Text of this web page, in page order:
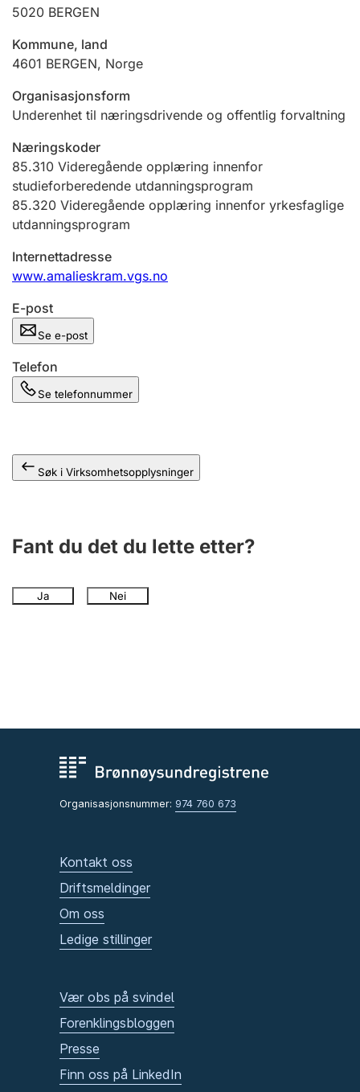
Andre tema
5020 BERGEN
Kommune, land
4601 BERGEN, Norge
Organisasjonsform
Underenhet til næringsdrivende og offentlig forvaltning
Næringskoder
85.310 Videregående opplæring innenfor
studieforberedende utdanningsprogram
85.320 Videregående opplæring innenfor yrkesfaglige
utdanningsprogram
Internettadresse
www.amalieskram.vgs.no
E-post
Se e-post
Telefon
Se telefonnummer
Søk i Virksomhetsopplysninger
Fant du det du lette etter?
Ja Nei
Organisasjonsnummer: 974 760 673
Kontakt oss
Driftsmeldinger
Om oss
Ledige stillinger
Vær obs på svindel
Forenklingsbloggen
Presse
Finn oss på LinkedIn